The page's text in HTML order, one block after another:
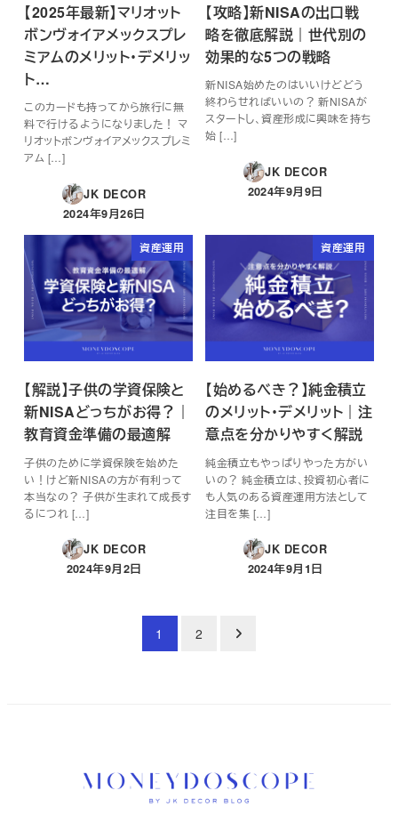
【2025年最新】マリオット
ボンヴォイアメックスプレ
ミアムのメリット・デメリッ
ト…
このカードも持ってから旅行に無
料で行けるようになりました！ マ
リオットボンヴォイアメックスプレミ
アム […]
JK DECOR
投稿日
2024年9月26日
【攻略】新NISAの出口戦
略を徹底解説｜世代別の
効果的な5つの戦略
新NISA始めたのはいいけどどう
終わらせればいいの？ 新NISAが
スタートし、資産形成に興味を持ち
始 […]
JK DECOR
投稿日
2024年9月9日
資産運用
【解説】子供の学資保険と
新NISAどっちがお得？｜
教育資金準備の最適解
子供のために学資保険を始めた
い！けど新NISAの方が有利って
本当なの？ 子供が生まれて成長す
るにつれ […]
JK DECOR
投稿日
2024年9月2日
資産運用
【始めるべき？】純金積立
のメリット・デメリット｜注
意点を分かりやすく解説
純金積立もやっぱりやった方がい
いの？ 純金積立は、投資初心者に
も人気のある資産運用方法として
注目を集 […]
JK DECOR
投稿日
2024年9月1日
1 2